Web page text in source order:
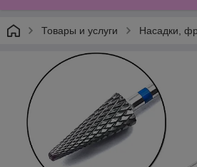
Товары и услуги Насадки,